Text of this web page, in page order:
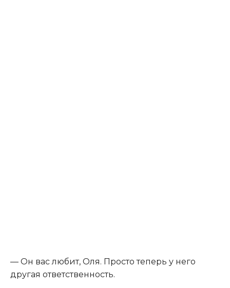
— Он вас любит, Оля. Просто теперь у него
другая ответственность.